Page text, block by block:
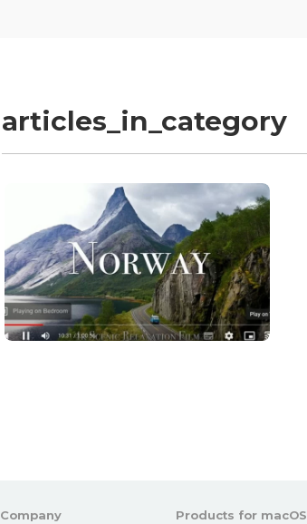
articles_in_category
Company
Products for macOS